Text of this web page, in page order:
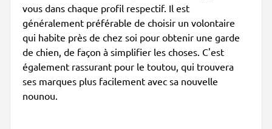
vous dans chaque profil respectif. Il est
généralement préférable de choisir un volontaire
qui habite près de chez soi pour obtenir une garde
de chien, de façon à simplifier les choses. C'est
également rassurant pour le toutou, qui trouvera
ses marques plus facilement avec sa nouvelle
nounou.